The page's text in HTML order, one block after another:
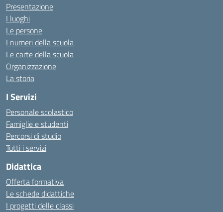
Presentazione
I luoghi
Le persone
I numeri della scuola
Le carte della scuola
Organizzazione
La storia
I Servizi
Personale scolastico
Famiglie e studenti
Percorsi di studio
Tutti i servizi
Didattica
Offerta formativa
Le schede didattiche
I progetti delle classi